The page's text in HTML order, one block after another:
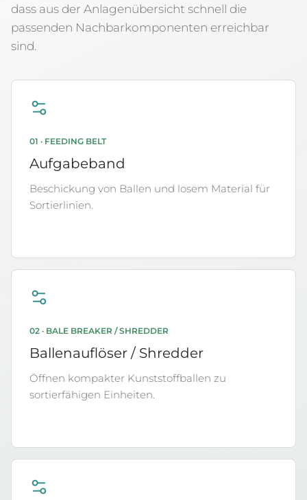
dass aus der Anlagenübersicht schnell die
passenden Nachbarkomponenten erreichbar
sind.
01 · FEEDING BELT
Aufgabeband
Beschickung von Ballen und losem Material für
Sortierlinien.
02 · BALE BREAKER / SHREDDER
Ballenauflöser / Shredder
Öffnen kompakter Kunststoffballen zu
sortierfähigen Einheiten.